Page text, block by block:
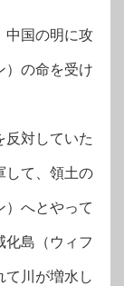
中国の明に攻
）の命を受け
反対していた
して、領土の
）へとやって
化島（ウィフ
て川が増水し